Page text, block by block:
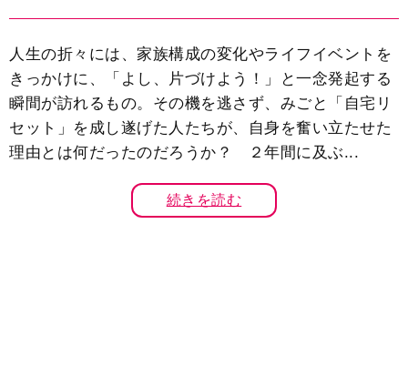
人生の折々には、家族構成の変化やライフイベントを
きっかけに、「よし、片づけよう！」と一念発起する
瞬間が訪れるもの。その機を逃さず、みごと「自宅リ
セット」を成し遂げた人たちが、自身を奮い立たせた
理由とは何だったのだろうか？ ２年間に及ぶ...
続きを読む